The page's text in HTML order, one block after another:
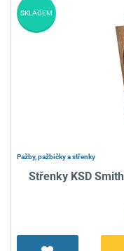
Pažby, pažbičky a střenky
Střenky KSD
SKLADEM